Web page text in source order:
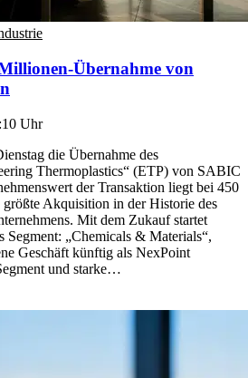
Übernahme von
Uhr
die Übernahme des
Thermoplastics“ (ETP) von SABIC
der Transaktion liegt bei 450
Akquisition in der Historie des
Mit dem Zukauf startet
Segment: „Chemicals & Materials“,
Geschäft künftig als NexPoint
und starke…